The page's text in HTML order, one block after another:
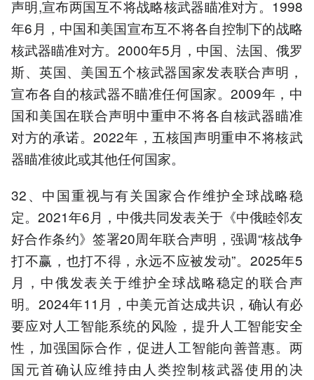
声明,宣布两国互不将战略核武器瞄准对方。1998
年6月，中国和美国宣布互不将各自控制下的战略
核武器瞄准对方。2000年5月，中国、法国、俄罗
斯、英国、美国五个核武器国家发表联合声明，
宣布各自的核武器不瞄准任何国家。2009年，中
国和美国在联合声明中重申不将各自核武器瞄准
对方的承诺。2022年，五核国声明重申不将核武
器瞄准彼此或其他任何国家。
32、中国重视与有关国家合作维护全球战略稳
定。2021年6月，中俄共同发表关于《中俄睦邻友
好合作条约》签署20周年联合声明，强调“核战争
打不赢，也打不得，永远不应被发动”。2025年5
月，中俄发表关于维护全球战略稳定的联合声
明。2024年11月，中美元首达成共识，确认有必
要应对人工智能系统的风险，提升人工智能安全
性，加强国际合作，促进人工智能向善普惠。两
国元首确认应维持由人类控制核武器使用的决